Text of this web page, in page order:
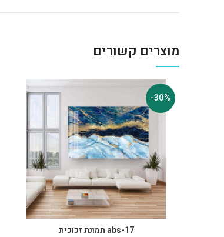
מוצרים קשורים
-30%
abs-17 תמונת זכוכית